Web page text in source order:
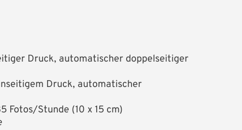
Druck, automatischer doppelseitiger
Druck, automatischer
Fotos/Stunde (10 x 15 cm)